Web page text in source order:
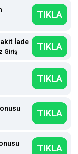
TIKLA
İade
Giriş TIKLA
TIKLA
TIKLA
TIKLA